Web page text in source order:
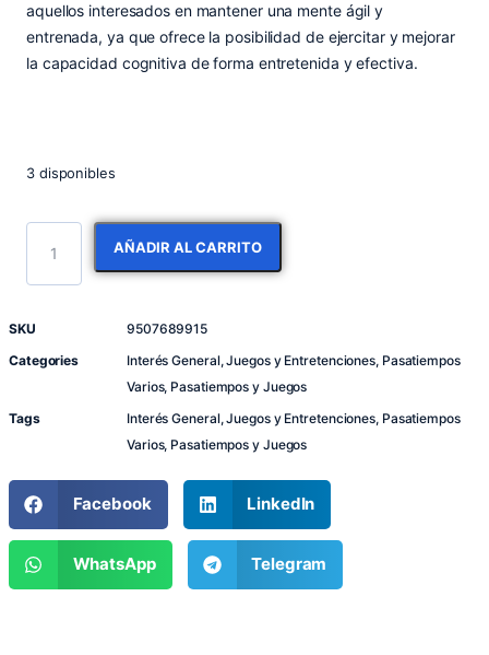
aquellos interesados en mantener una mente ágil y
entrenada, ya que ofrece la posibilidad de ejercitar y mejorar
la capacidad cognitiva de forma entretenida y efectiva.
3 disponibles
AÑADIR AL CARRITO
SKU
9507689915
Categories
Interés General,Juegos y Entretenciones, Pasatiempos
Varios, Pasatiempos y Juegos
Tags
Interés General,Juegos y Entretenciones, Pasatiempos
Varios, Pasatiempos y Juegos
Facebook LinkedIn
WhatsApp Telegram